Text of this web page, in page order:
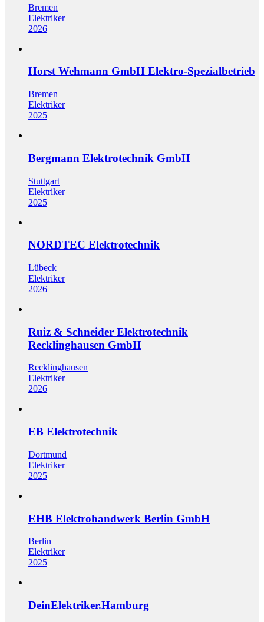
Bremen
Elektriker
2026
Horst Wehmann GmbH Elektro-Spezialbetrieb
Bremen
Elektriker
2025
Bergmann Elektrotechnik GmbH
Stuttgart
Elektriker
2025
NORDTEC Elektrotechnik
Lübeck
Elektriker
2026
Ruiz & Schneider Elektrotechnik
Recklinghausen GmbH
Recklinghausen
Elektriker
2026
EB Elektrotechnik
Dortmund
Elektriker
2025
EHB Elektrohandwerk Berlin GmbH
Berlin
Elektriker
2025
DeinElektriker.Hamburg